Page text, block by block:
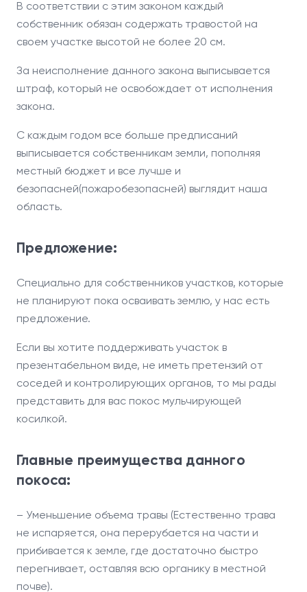
В соответствии с этим законом каждый
собственник обязан содержать травостой на
своем участке высотой не более 20 см.
За неисполнение данного закона выписывается
штраф, который не освобождает от исполнения
закона.
С каждым годом все больше предписаний
выписывается собственникам земли, пополняя
местный бюджет и все лучше и
безопасней(пожаробезопасней) выглядит наша
область.
Предложение:
Специально для собственников участков, которые
не планируют пока осваивать землю, у нас есть
предложение.
Если вы хотите поддерживать участок в
презентабельном виде, не иметь претензий от
соседей и контролирующих органов, то мы рады
представить для вас покос мульчирующей
косилкой.
Главные преимущества данного
покоса:
– Уменьшение объема травы (Естественно трава
не испаряется, она перерубается на части и
прибивается к земле, где достаточно быстро
перегнивает, оставляя всю органику в местной
почве).